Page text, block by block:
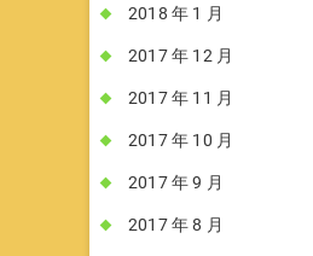
2018 年 1 月
2017 年 12 月
2017 年 11 月
2017 年 10 月
2017 年 9 月
2017 年 8 月